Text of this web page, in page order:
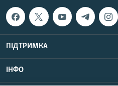
ПІДТРИМКА
ІНФО